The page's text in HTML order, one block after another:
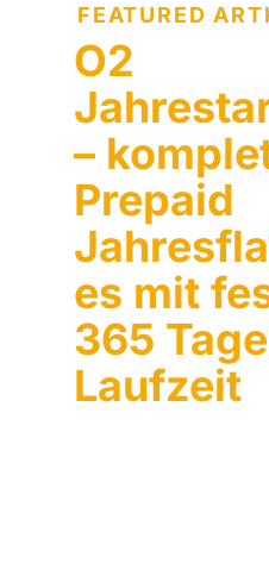
FEATURED
O2
–
Prepaid
es mit
365
Laufzeit